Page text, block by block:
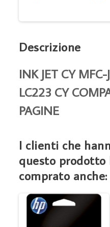
Descrizione
INK JET CY
LC223 CY
PAGINE
I clienti che
questo prodotto
comprato anche: